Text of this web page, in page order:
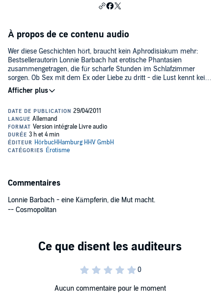
À propos de ce contenu audio
Wer diese Geschichten hört, braucht kein Aphrodisiakum mehr:
Bestsellerautorin Lonnie Barbach hat erotische Phantasien
zusammengetragen, die für scharfe Stunden im Schlafzimmer
sorgen. Ob Sex mit dem Ex oder Liebe zu dritt - die Lust kennt keine
Grenzen. Tauchen Sie ein in die Welt der geheimen Leidenschaften
und erfahren Sie, wovon ihr Partner nachts wirklich träumt...
Wir weisen dich darauf hin, dass dieser Titel nicht für dich
geeignet ist, wenn du unter 18 Jahre alt bist.
Barbach (P)2007 Ullstein Buchverlage GmbH, Berlin
Commentaires
Lonnie Barbach - eine Kämpferin, die Mut macht.
-- Cosmopolitan
Aucun commentaire pour le moment